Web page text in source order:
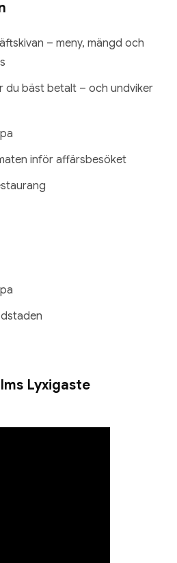
– meny, mängd och
du bäst betalt – och undviker
inför affärsbesöket
Lyxigaste